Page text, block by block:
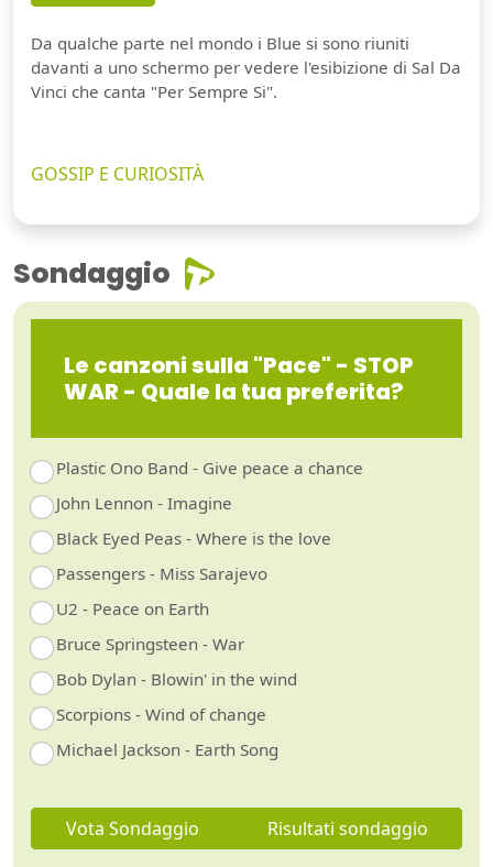
Da qualche parte nel mondo i Blue si sono riuniti
davanti a uno schermo per vedere l'esibizione di Sal Da
Vinci che canta "Per Sempre Si".
GOSSIP E CURIOSITÀ
Sondaggio
Le canzoni sulla "Pace" - STOP
WAR - Quale la tua preferita?
Plastic Ono Band - Give peace a chance
John Lennon - Imagine
Black Eyed Peas - Where is the love
Passengers - Miss Sarajevo
U2 - Peace on Earth
Bruce Springsteen - War
Bob Dylan - Blowin' in the wind
Scorpions - Wind of change
Michael Jackson - Earth Song
Vota Sondaggio Risultati sondaggio